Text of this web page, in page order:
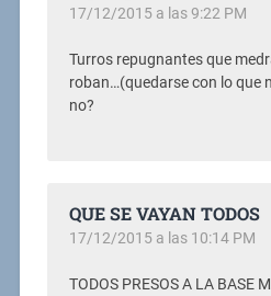
17/12/2015 a las 9:22 PM
Turros repugnantes que
roban…(quedarse con lo que
no?
QUE SE VAYAN TODOS
17/12/2015 a las 10:14 PM
TODOS PRESOS A LA BASE